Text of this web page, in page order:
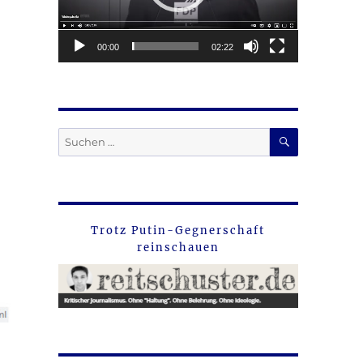
00:00 02:22
Suche
nach:
SUCHEN
Trotz Putin-Gegnerschaft
reinschauen